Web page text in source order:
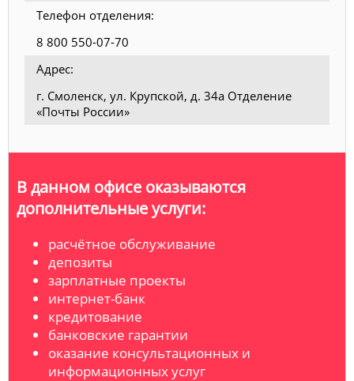
Телефон отделения:
8 800 550-07-70
Адрес:
г. Смоленск, ул. Крупской, д. 34а Отделение
«Почты России»
В данном офисе оказываются
дополнительные услуги:
расчётное обслуживание
депозиты
зарплатные проекты
интернет-банк
кредитование
банковские гарантии
оказание консультационных и
информационных услуг